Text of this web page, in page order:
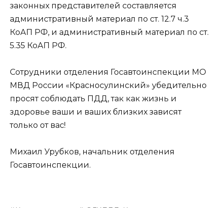
законных представителей составляется
административный материал по ст. 12.7 ч.3
КоАП РФ, и административный материал по ст.
5.35 КоАП РФ.
Сотрудники отделения Госавтоинспекции МО
МВД России «Красносулинский» убедительно
просят соблюдать ПДД, так как жизнь и
здоровье ваши и ваших близких зависят
только от вас!
Михаил Урубков, начальник отделения
Госавтоинспекции.